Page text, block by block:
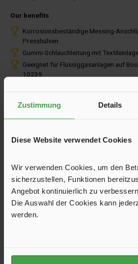
Zustimmung Details
Diese Website verwendet Cookies
Wir verwenden Cookies, um den
sicherzustellen, Funktionen
Angebot kontinuierlich zu
Die Auswahl der Cookies kann
werden.
Our benefits
Korrosionsbeständige Messing-
Presshülsen
Gummi-Schlauchleitung mit
Geeignet für Flüssiggasanlagen auf
10239
connectors with stainless steel ferrules
Downloads
Reviews